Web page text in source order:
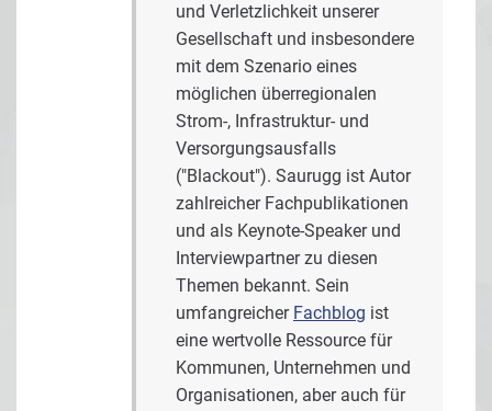
und Verletzlichkeit unserer
Gesellschaft und insbesondere
mit dem Szenario eines
möglichen überregionalen
Strom-, Infrastruktur- und
Versorgungsausfalls
("Blackout"). Saurugg ist Autor
zahlreicher Fachpublikationen
und als Keynote-Speaker und
Interviewpartner zu diesen
Themen bekannt. Sein
umfangreicher Fachblog ist
eine wertvolle Ressource für
Kommunen, Unternehmen und
Organisationen, aber auch für